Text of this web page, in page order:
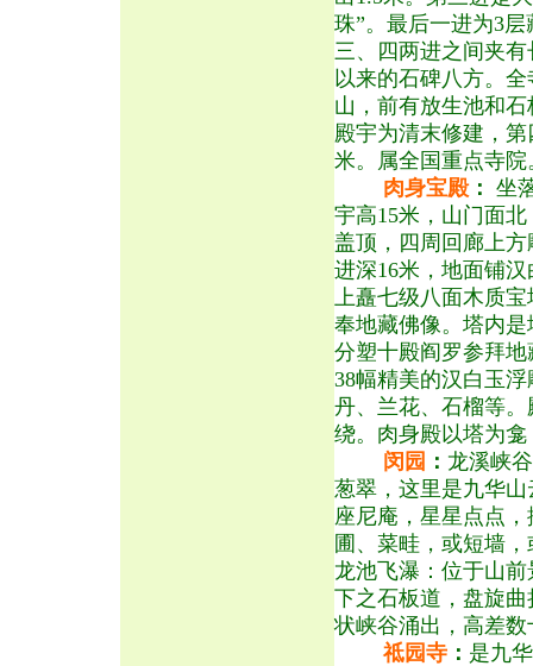
珠”。最后一进为3
三、四两进之间夹
以来的石碑八方。
山，前有放生池和
殿宇为清末修建，
米。属全国重点寺院
肉身宝殿： 坐
宇高15米，山门面
盖顶，四周回廊上方
进深16米，地面铺
上矗七级八面木质
奉地藏佛像。塔内
分塑十殿阎罗参拜
38幅精美的汉白玉
丹、兰花、石榴等
绕。肉身殿以塔为
闵园 ： 龙溪峡
葱翠，这里是九华
座尼庵，星星点点
圃、菜畦，或短墙
龙池飞瀑：位于山
下之石板道，盘旋
状峡谷涌出，高差
祗园寺 ： 是九